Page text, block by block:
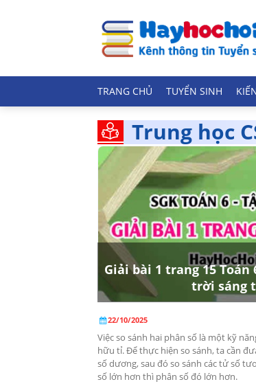
TRANG CHỦ TUYỂN SINH
Trung học
Giải bài 1 trang 15 Toán
trời sáng
22/10/2025
Việc so sánh hai phân số là một kỹ
hữu tỉ. Để thực hiện so sánh, ta cần
số dương, sau đó so sánh các tử số
số lớn hơn thì phân số đó lớn hơn.